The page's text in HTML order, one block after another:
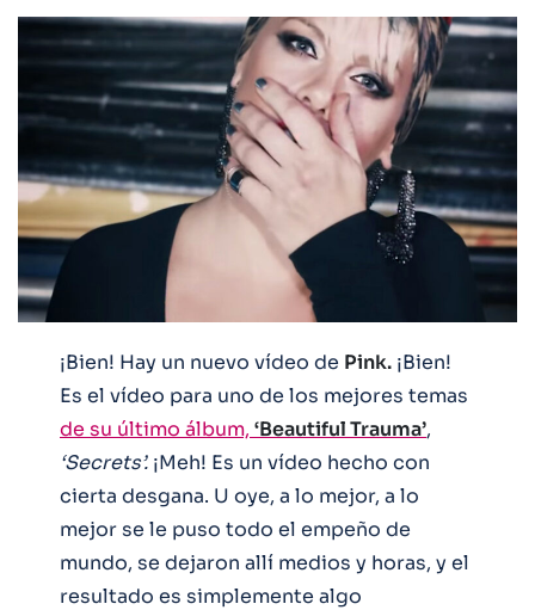
¡Bien! Hay un nuevo vídeo de Pink. ¡Bien!
Es el vídeo para uno de los mejores temas
de su último álbum, ‘Beautiful Trauma’,
‘Secrets’. ¡Meh! Es un vídeo hecho con
cierta desgana. U oye, a lo mejor, a lo
mejor se le puso todo el empeño de
mundo, se dejaron allí medios y horas, y el
resultado es simplemente algo